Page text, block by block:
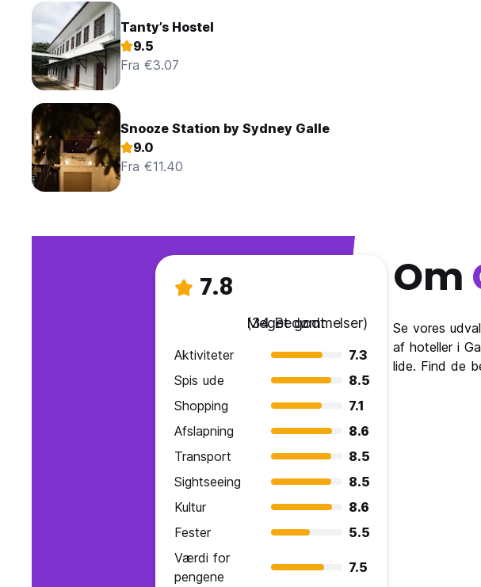
Tanty’s Hostel
9.5
Fra €3.07
Snooze Station by Sydney Galle
9.0
Fra €11.40
7.8
Meget godt
(34 Bedømmelser)
Aktiviteter
7.3
Spis ude
8.5
Shopping
7.1
Afslapning
8.6
Transport
8.5
Sightseeing
8.5
Kultur
8.6
Fester
5.5
Værdi for
pengene
7.5
Om
Se vores
af hoteller i
lide. Find de